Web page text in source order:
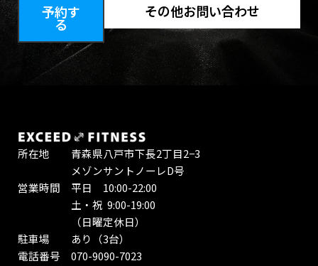
予約す
る
その他お問い合わせ
所在地 青森県八戸市下長2丁目2−3
メゾンサントノーレD号
営業時間 平日 10:00-22:00
土・祝 9:00-19:00
（日曜定休日）
駐車場 あり（3台）
電話番号 070-9090-7023